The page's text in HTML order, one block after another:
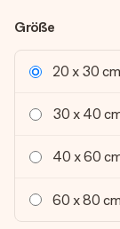
Größe
20 x 30 cm
30 x 40
40 x 60
60 x 80 cm